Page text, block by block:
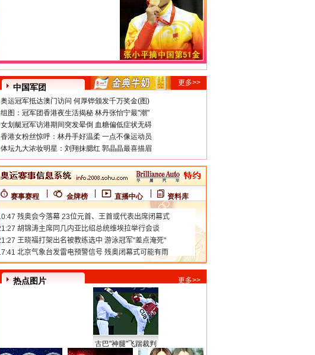
中国军团
更多>>
奥运冠军抵达澳门访问 何厚铧颁发千万奖金(图)
组图：冠军团香港夜生活揭秘 林丹张怡宁最"潮"
女划艇冠军访港期间突发晕倒 血糖偏低症状无碍
香港女粉丝惊呼：林丹手好温柔 一点不像运动员
体坛九大浓妆明星：刘翔抹腮红 郭晶晶最喜描眉
赛事赛程 金牌榜 直播中心 资料库
热点图片 更多>>
古巴"神腿"飞踹裁判